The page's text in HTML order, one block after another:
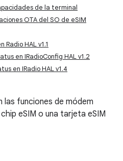
de la terminal
OTA del SO de eSIM
HAL v1.1
en IRadioConfig HAL v1.2
en IRadio HAL v1.4
las funciones de módem
eSIM o una tarjeta eSIM